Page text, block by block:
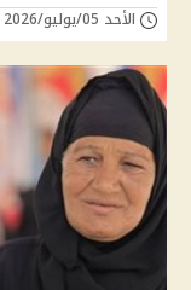
الأحد 05/يوليو/2026 - 01:20 م